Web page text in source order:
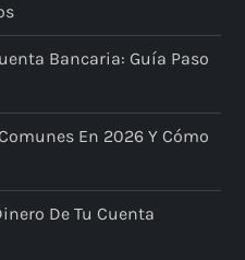
Bancaria: Guía Paso
En 2026 Y Cómo
De Tu Cuenta